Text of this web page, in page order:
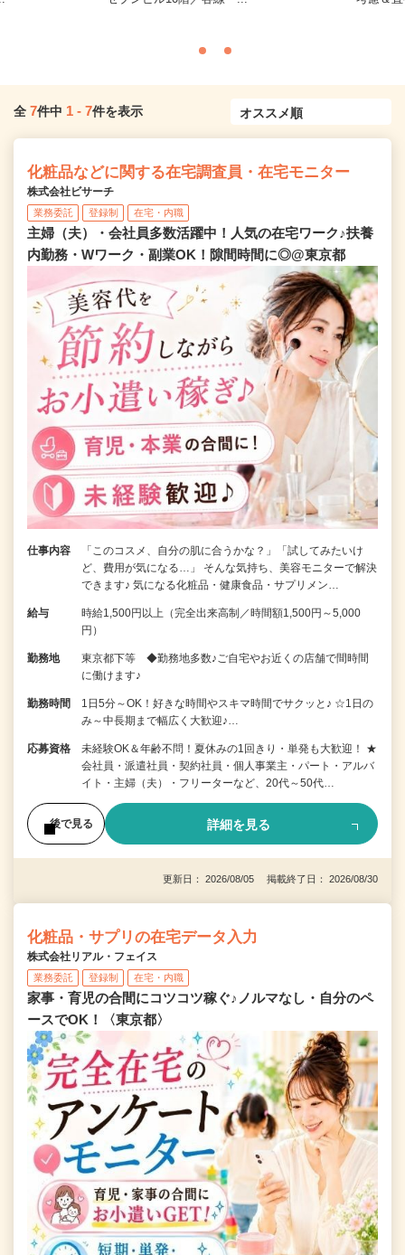
全 7件中 1 - 7件を表示
化粧品などに関する在宅調査員・在宅モニター
株式会社ビサーチ
業務委託 登録制 在宅・内職
主婦（夫）・会社員多数活躍中！人気の在宅ワーク♪扶養
内勤務・Wワーク・副業OK！隙間時間に◎@東京都
仕事内容
「このコスメ、自分の肌に合うかな？」「試してみたいけ
ど、費用が気になる…」 そんな気持ち、美容モニターで解決
できます♪ 気になる化粧品・健康食品・サプリメン…
給与
時給1,500円以上（完全出来高制／時間額1,500円～5,000
円）
勤務地
東京都下等 ◆勤務地多数♪ご自宅やお近くの店舗で間時間
に働けます♪
勤務時間
1日5分～OK！好きな時間やスキマ時間でサクッと♪ ☆1日の
み～中長期まで幅広く大歓迎♪…
応募資格
未経験OK＆年齢不問！夏休みの1回きり・単発も大歓迎！ ★
会社員・派遣社員・契約社員・個人事業主・パート・アルバ
イト・主婦（夫）・フリーターなど、20代～50代…
後で見る 詳細を見る
更新日： 2026/08/05 掲載終了日： 2026/08/30
化粧品・サプリの在宅データ入力
株式会社リアル・フェイス
業務委託 登録制 在宅・内職
家事・育児の合間にコツコツ稼ぐ♪ノルマなし・自分のペ
ースでOK！〈東京都〉